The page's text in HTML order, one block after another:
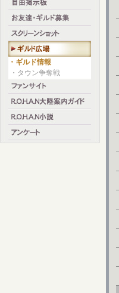
・ギルド情報
・タウン争奪戦